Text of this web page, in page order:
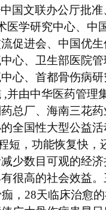
国文联办公厅批
医学研究中心、中
促进会、中国优
心、卫生部医院
心、首都骨伤病
并由中华医药管理
总厂、海南三花
全国性大型公益
短，功能恢复快，
少数目可观的经
很高的社会效益
，28天临床治愈